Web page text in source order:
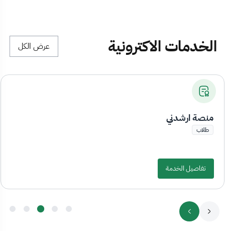
الخدمات الاكترونية عرض الكل
منصة ارشدني
طلاب
تفاصيل الخدمة